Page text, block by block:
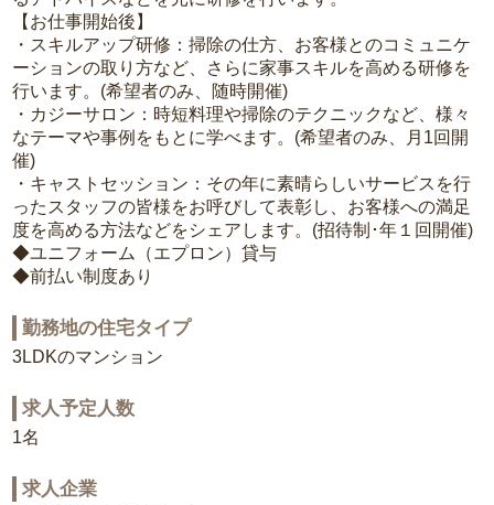
【お仕事開始後】
・スキルアップ研修：掃除の仕方、お客様とのコミュニケ
ーションの取り方など、さらに家事スキルを高める研修を
行います。(希望者のみ、随時開催)
・カジーサロン：時短料理や掃除のテクニックなど、様々
なテーマや事例をもとに学べます。(希望者のみ、月1回開
催)
・キャストセッション：その年に素晴らしいサービスを行
ったスタッフの皆様をお呼びして表彰し、お客様への満足
度を高める方法などをシェアします。(招待制･年１回開催)
◆ユニフォーム（エプロン）貸与
◆前払い制度あり
勤務地の住宅タイプ
3LDKのマンション
求人予定人数
1名
求人企業